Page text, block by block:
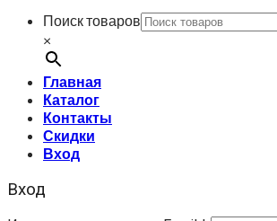
Поиск товаров
×
Главная
Каталог
Контакты
Скидки
Вход
Вход